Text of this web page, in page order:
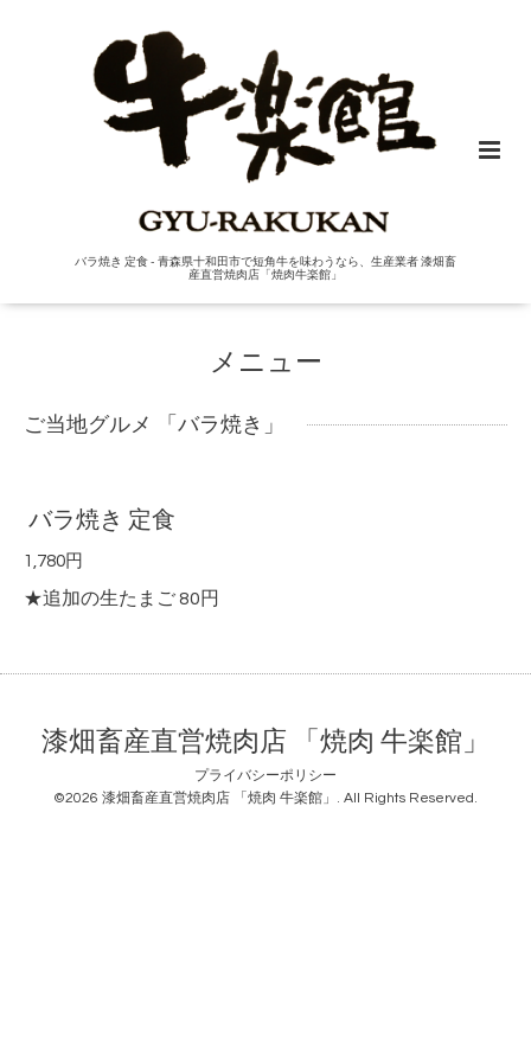
バラ焼き 定食 - 青森県十和田市で短角牛を味わうなら、生産業者 漆畑畜
産直営焼肉店「焼肉牛楽館」
メニュー
ご当地グルメ 「バラ焼き」
バラ焼き 定食
1,780円
★追加の生たまご 80円
漆畑畜産直営焼肉店 「焼肉 牛楽館」
プライバシーポリシー
©2026 漆畑畜産直営焼肉店 「焼肉 牛楽館」 . All Rights Reserved.